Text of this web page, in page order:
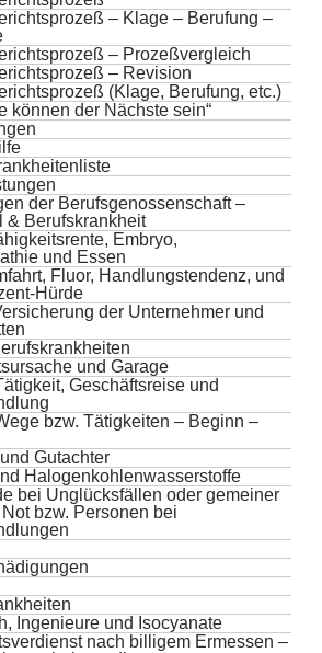
– Klage – Berufung –
– Prozeßvergleich
– Revision
(Klage, Berufung, etc.)
können der Nächste sein“
der Berufsgenossenschaft –
& Berufskrankheit
Embryo,
und Essen
Fluor, Handlungstendenz, und
Hürde
der Unternehmer und
und Garage
Geschäftsreise und
bzw. Tätigkeiten – Beginn –
Gutachter
Halogenkohlenwasserstoffe
bei Unglücksfällen oder gemeiner
bzw. Personen bei
Ingenieure und Isocyanate
nach billigem Ermessen –